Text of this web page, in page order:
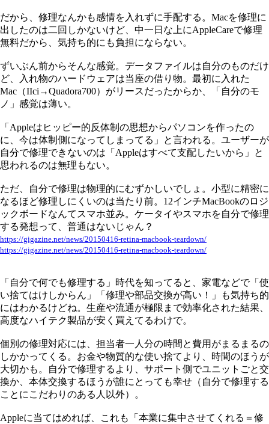
だから、修理なんかも感情を入れずに手配する。Macを修理に
出したのは二回しかないけど、中一日な上にAppleCareで修理
無料だから、気持ち的にも負担にならない。
ずいぶん前からそんな感覚。データファイルは自分のものだけ
ど、入れ物のハードウェアは当座の借り物。最初に入れた
Mac（IIci→Quadora700）がリースだったからか、「自分のモ
ノ」感覚は薄い。
「Appleはヒッピー的反体制の思想からパソコンを作ったの
に、今は体制側になってしまってる」と言われる。ユーザーが
自分で修理できないのは「Appleはすべて支配したいから」と
思われるのは無理もない。
ただ、自分で修理は物理的にむずかしいでしょ。小型に精密に
なるほど修理しにくいのは当たり前。12インチMacBookのロジ
ックボードなんてスマホ並み。ケータイやスマホを自分で修理
する発想って、普通はないじゃん？
https://gigazine.net/news/20150416-retina-macbook-teardown/
https://gigazine.net/news/20150416-retina-macbook-teardown/
「自分で何でも修理する」時代を知ってると、家電などで「使
い捨てはけしからん」「修理や部品交換が高い！」も気持ち的
にはわかるけどね。生産や流通が極限まで効率化された結果、
高度なハイテク製品が安く買えてるわけで。
個別の修理対応には、担当者一人分の時間と費用がまるまるの
しかかってくる。お金や物質的な使い捨てより、時間のほうが
大切かも。自分で修理するより、サポート側でユニットごと交
換か、本体交換するほうが誰にとっても幸せ（自分で修理する
ことにこだわりのある人以外）。
Appleに当てはめれば、これも「本業に集中させてくれる＝修